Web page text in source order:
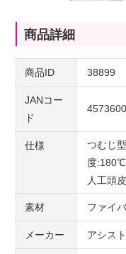
商品詳細
商品ID 38899
JANコー
ド
仕様
つむじ
度
人工頭
素材 ファイ
メーカー アシス